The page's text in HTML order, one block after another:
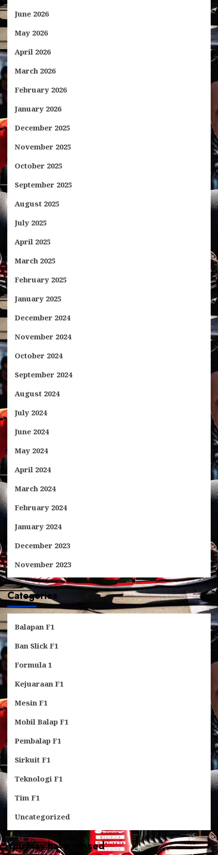
June 2026
May 2026
April 2026
March 2026
February 2026
January 2026
December 2025
November 2025
October 2025
September 2025
August 2025
July 2025
April 2025
March 2025
February 2025
January 2025
December 2024
November 2024
October 2024
September 2024
August 2024
July 2024
June 2024
May 2024
April 2024
March 2024
February 2024
January 2024
December 2023
November 2023
Categories
Balapan F1
Ban Slick F1
Formula 1
Kejuaraan F1
Mesin F1
Mobil Balap F1
Pembalap F1
Sirkuit F1
Teknologi F1
Tim F1
Uncategorized
You may have missed